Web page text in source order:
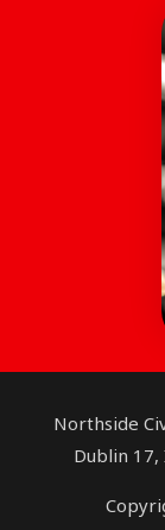
Northside
Dublin